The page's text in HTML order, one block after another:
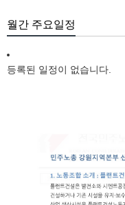
월간 주요일정
등록된 일정이 없습니다.